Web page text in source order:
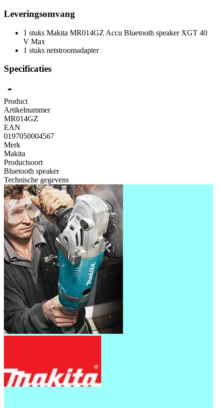
Leveringsomvang
1 stuks Makita MR014GZ Accu Bluetooth speaker XGT 40
V Max
1 stuks netstroomadapter
Specificaties
Product
Artikelnummer
MR014GZ
EAN
0197050004567
Merk
Makita
Productsoort
Bluetooth speaker
Technische gegevens